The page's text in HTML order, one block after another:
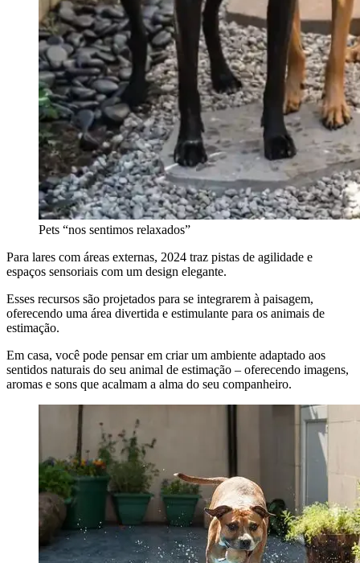
Pets “nos sentimos relaxados”
Para lares com áreas externas, 2024 traz pistas de agilidade e
espaços sensoriais com um design elegante.
Esses recursos são projetados para se integrarem à paisagem,
oferecendo uma área divertida e estimulante para os animais de
estimação.
Em casa, você pode pensar em criar um ambiente adaptado aos
sentidos naturais do seu animal de estimação – oferecendo imagens,
aromas e sons que acalmam a alma do seu companheiro.